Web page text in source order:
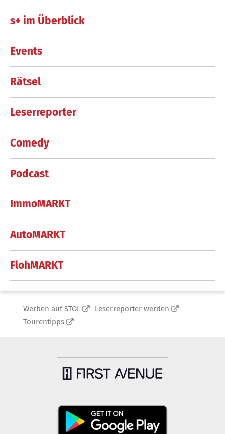
s+ im Überblick
Events
Rätsel
Leserreporter
Comedy
Podcast
ImmoMARKT
AutoMARKT
FlohMARKT
Werben auf STOL
Leserreporter werden
Tourentipps